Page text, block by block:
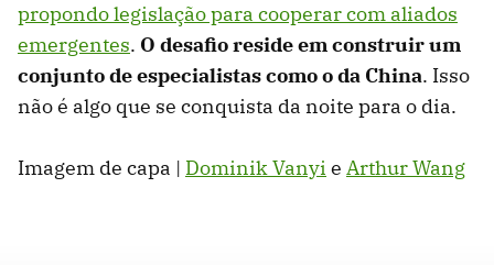
propondo legislação para cooperar com aliados
emergentes. O desafio reside em construir um
conjunto de especialistas como o da China. Isso
não é algo que se conquista da noite para o dia.
Imagem de capa | Dominik Vanyi e Arthur Wang